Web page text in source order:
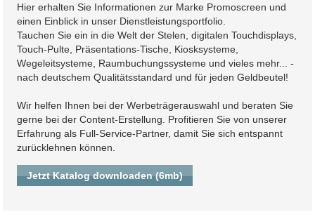
Hier erhalten Sie Informationen zur Marke Promoscreen und
einen Einblick in unser Dienstleistungsportfolio.
Tauchen Sie ein in die Welt der Stelen, digitalen Touchdisplays,
Touch-Pulte, Präsentations-Tische, Kiosksysteme,
Wegeleitsysteme, Raumbuchungssysteme und vieles mehr... -
nach deutschem Qualitätsstandard und für jeden Geldbeutel!
Wir helfen Ihnen bei der Werbeträgerauswahl und beraten Sie
gerne bei der Content-Erstellung. Profitieren Sie von unserer
Erfahrung als Full-Service-Partner, damit Sie sich entspannt
zurücklehnen können.
Jetzt Katalog downloaden (6mb)